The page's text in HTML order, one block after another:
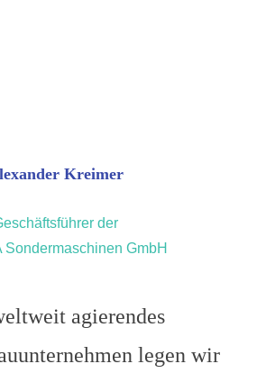
Kreimer
der
Sondermaschinen GmbH
agierendes
legen wir